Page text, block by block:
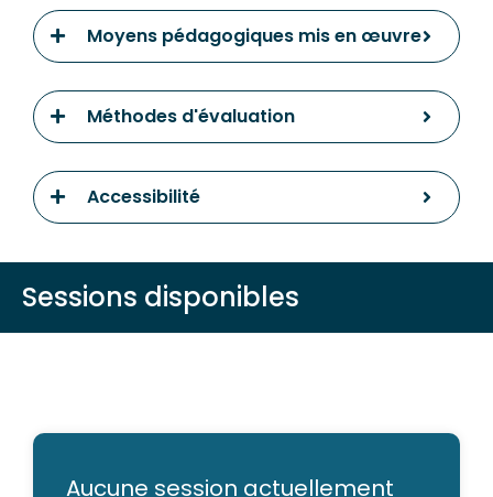
Moyens pédagogiques mis en œuvre
Méthodes d'évaluation
Accessibilité
Sessions disponibles
Aucune session actuellement